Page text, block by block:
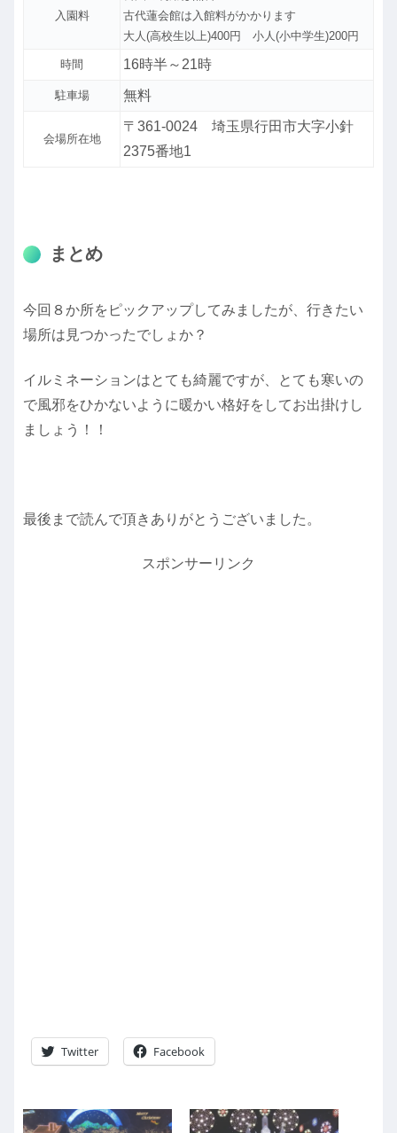
入園料
古代蓮会館は入館料がかかります
大人(高校生以上)400円 小人(小中学生)200円
時間 16時半～21時
駐車場 無料
会場所在地
〒361-0024 埼玉県行田市大字小針
2375番地1
まとめ
今回８か所をピックアップしてみましたが、行きたい
場所は見つかったでしょか？
イルミネーションはとても綺麗ですが、とても寒いの
で風邪をひかないように暖かい格好をしてお出掛けし
ましょう！！
最後まで読んで頂きありがとうございました。
スポンサーリンク
Twitter Facebook